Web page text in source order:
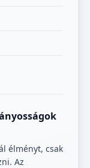
élményt, csak
Az